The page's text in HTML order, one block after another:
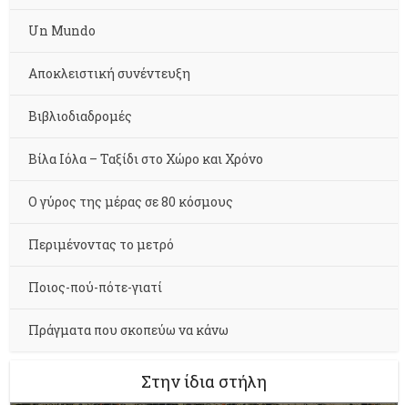
Un Mundo
Αποκλειστική συνέντευξη
Βιβλιοδιαδρομές
Βίλα Ιόλα – Ταξίδι στο Χώρο και Χρόνο
Ο γύρος της μέρας σε 80 κόσμους
Περιμένοντας το μετρό
Ποιος-πού-πότε-γιατί
Πράγματα που σκοπεύω να κάνω
Στην ίδια στήλη